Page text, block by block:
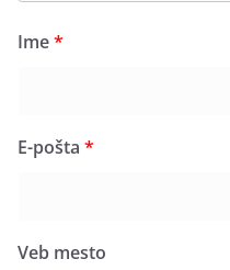
Ime*
E-pošta *
Veb mesto